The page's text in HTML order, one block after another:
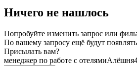
Ничего не нашлось
Попробуйте изменить запрос или
По вашему запросу ещё будут
Присылать вам?
менеджер по работе с отелямиАлёшня